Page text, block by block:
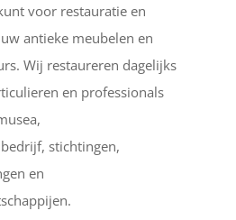
voor restauratie en
antieke meubelen en
Wij restaureren dagelijks
en professionals
stichtingen,
en